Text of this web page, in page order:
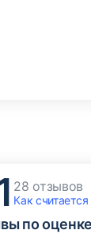
28 отзывов
Как считается
по оценке